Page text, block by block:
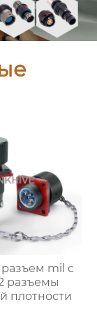
mil c
разъемы
плотности